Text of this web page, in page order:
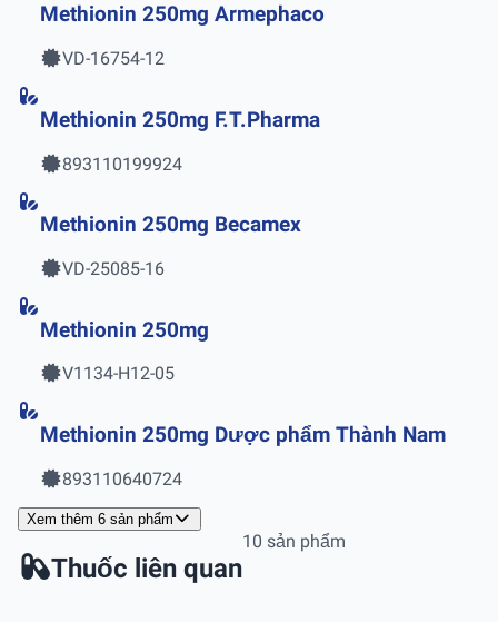
Methionin 250mg Armephaco
VD-16754-12
Methionin 250mg F.T.Pharma
893110199924
Methionin 250mg Becamex
VD-25085-16
Methionin 250mg
V1134-H12-05
Methionin 250mg Dược phẩm Thành Nam
893110640724
Xem thêm 6 sản phẩm
Thuốc liên quan
10 sản phẩm